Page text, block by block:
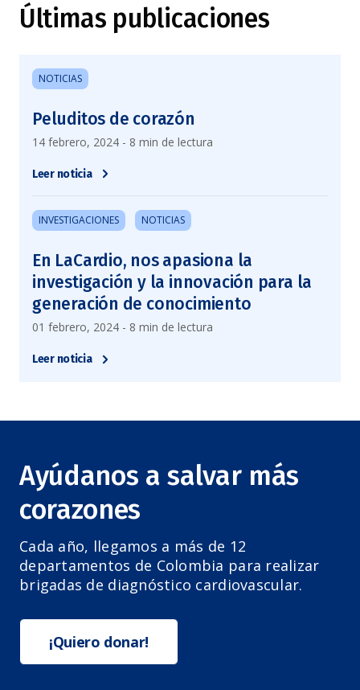
Últimas publicaciones
NOTICIAS
Peluditos de corazón
14 febrero, 2024 - 8 min de lectura
Leer noticia
INVESTIGACIONES NOTICIAS
En LaCardio, nos apasiona la
investigación y la innovación para la
generación de conocimiento
01 febrero, 2024 - 8 min de lectura
Leer noticia
Ayúdanos a salvar más
corazones
Cada año, llegamos a más de 12
departamentos de Colombia para realizar
brigadas de diagnóstico cardiovascular.
¡Quiero donar!